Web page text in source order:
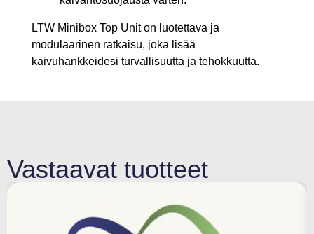
LTW Minibox Top Unit on luotettava ja
modulaarinen ratkaisu, joka lisää
kaivuhankkeidesi turvallisuutta ja tehokkuutta.
Vastaavat tuotteet